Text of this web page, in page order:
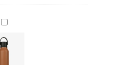
Botella
Mii
60